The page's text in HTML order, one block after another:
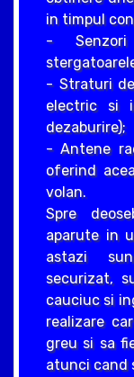
in timpul
-
- Straturi
electric si
dezaburire);
- Antene
oferind
volan.
Spre
aparute in
astazi
securizat,
cauciuc si
realizare
greu si sa
atunci cand